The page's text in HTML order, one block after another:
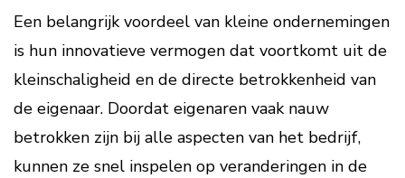
Een belangrijk voordeel van kleine ondernemingen
is hun innovatieve vermogen dat voortkomt uit de
kleinschaligheid en de directe betrokkenheid van
de eigenaar. Doordat eigenaren vaak nauw
betrokken zijn bij alle aspecten van het bedrijf,
kunnen ze snel inspelen op veranderingen in de